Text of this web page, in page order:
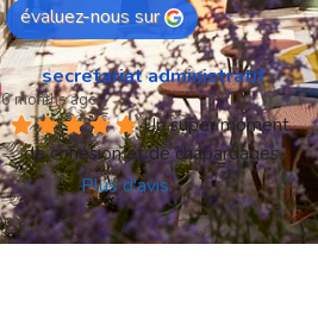
évaluez-nous sur
secretariat administratif
6 months ago
Un super moment
de cohésion et de chapardages.
Plus d'avis